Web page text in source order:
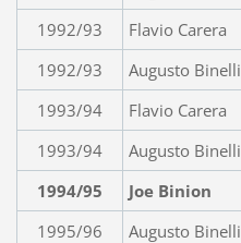
1992/93
Flavio Carera
1992/93
Augusto Binelli
1993/94
Flavio Carera
1993/94
Augusto Binelli
1994/95
Joe Binion
1995/96
Augusto Binelli